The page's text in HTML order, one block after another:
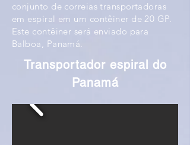
conjunto de correias transportadoras
em espiral em um contêiner de 20 GP.
Este contêiner será enviado para
Balboa, Panamá.
Transportador espiral do
Panamá